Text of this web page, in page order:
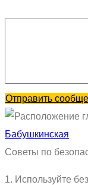
Отправить
Бабушкинская
Советы по
1. Используйте